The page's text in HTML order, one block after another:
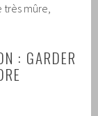
mûre,
: GARDER